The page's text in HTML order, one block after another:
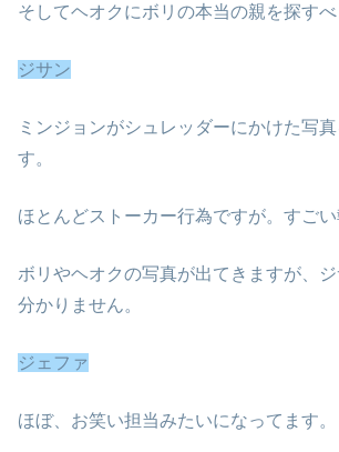
そしてヘオクにボリの本当の親を探すべ
ジサン
ミンジョンがシュレッダーにかけた写
す。
ほとんどストーカー行為ですが。すごい
ボリやヘオクの写真が出てきますが、
分かりません。
ジェファ
ほぼ、お笑い担当みたいになってます。